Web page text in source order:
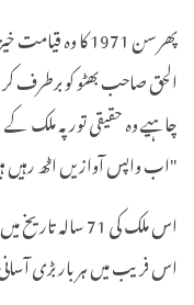
الحق صاحب بھٹو کو برطرف
چاہیے وہ حقیقی تور پہ ملک
"اب واپس آوازیں اٹھ رہیں
اس ملک کی 71
اس فریب میں ہر بار بڑی